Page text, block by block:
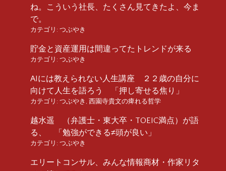
ね。こういう社長、たくさん見てきたよ、今ま
で。
カテゴリ: つぶやき
貯金と資産運用は間違ってたトレンドが来る
カテゴリ: つぶやき
AIには教えられない人生講座 ２２歳の自分に
向けて人生を語ろう 「押し寄せる焦り」
カテゴリ: つぶやき 西園寺貴文の痺れる哲学
越水遥 （弁護士・東大卒・TOEIC満点）が語
る、 「勉強ができる≠頭が良い」
カテゴリ: つぶやき
エリートコンサル、みんな情報商材・作家リタ